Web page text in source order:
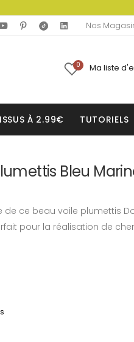
Nos
0 Ma liste
À 2.99€ TUTORIELS
Bleu
ce beau voile plumettis
pour la réalisation de